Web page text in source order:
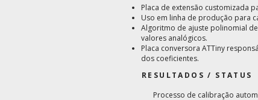
Placa de extensão customizada
Uso em linha de produção para
Algoritmo de ajuste polinomial
valores analógicos.
Placa conversora ATTiny
dos coeficientes.
RESULTADOS / STATUS
Processo de calibração